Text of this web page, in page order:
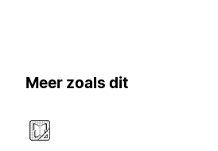
Meer zoals dit